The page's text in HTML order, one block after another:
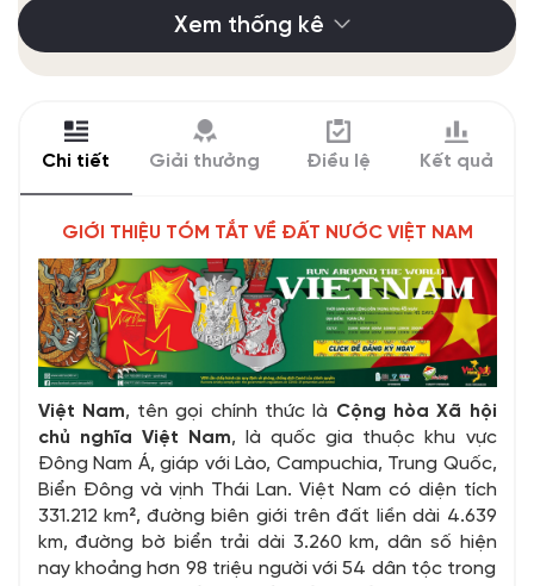
Xem thống kê
Chi tiết Giải thưởng Điều lệ Kết quả
GIỚI THIỆU TÓM TẮT VỀ ĐẤT NƯỚC VIỆT NAM
Việt Nam, tên gọi chính thức là Cộng hòa Xã hội
chủ nghĩa Việt Nam, là quốc gia thuộc khu vực
Đông Nam Á, giáp với Lào, Campuchia, Trung Quốc,
Biển Đông và vịnh Thái Lan. Việt Nam có diện tích
331.212 km², đường biên giới trên đất liền dài 4.639
km, đường bờ biển trải dài 3.260 km, dân số hiện
nay khoảng hơn 98 triệu người với 54 dân tộc trong